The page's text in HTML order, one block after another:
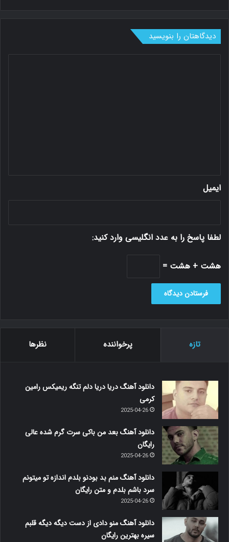
دیدگاهتان را بنویسید
ایمیل
لطفا پاسخ را به عدد انگلیسی وارد کنید:
هشت + هشت =
تازه پرخواننده نظرها
دانلود آهنگ دریا دریا دلم تنگه ریمیکس رامین
کرمی
2025-04-26
دانلود آهنگ بعد من باکی سرت گرم شده عالی
رایگان
2025-04-26
دانلود آهنگ منم بد بودنو بلدم اندازه تو میتونم
سرد باشم بلدم و متن رایگان
2025-04-26
دانلود آهنگ منو دادی از دست دیگه دیگه قلبم
سیره بهترین رایگان